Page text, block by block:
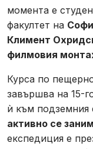
момента е
факултет на
Климент
филмовия
Курса по
завършва на 15-
ѝ към подземния
активно се
експедиция е